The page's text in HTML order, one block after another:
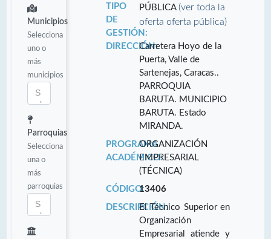
Municipios
Selecciona
uno o
más
municipios
Parroquias
Selecciona
una o
más
parroquias
TIPO
DE
GESTIÓN:
PÚBLICA(ver toda la
oferta oferta pública)
DIRECCIÓN:Carretera Hoyo de la
Puerta, Valle de
Sartenejas, Caracas..
PARROQUIA
BARUTA. MUNICIPIO
BARUTA. Estado
MIRANDA.
PROGRAMA
ACADÉMICO:
ORGANIZACIÓN
EMPRESARIAL
(TÉCNICA)
CÓDIGO:13406
DESCRIPCIÓN:El Técnico Superior en
Organización
Empresarial atiende y